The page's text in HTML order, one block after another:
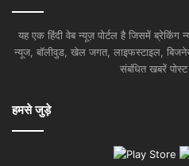
यह एक हिंदी वेब न्यूज़ पोर्टल है जिसमें ब्रेकिंग
न्यूज, बॉलीवुड, खेल जगत, लाइफस्टाइल,
संबंधित खबरें पोस्ट
हमसे जुड़े